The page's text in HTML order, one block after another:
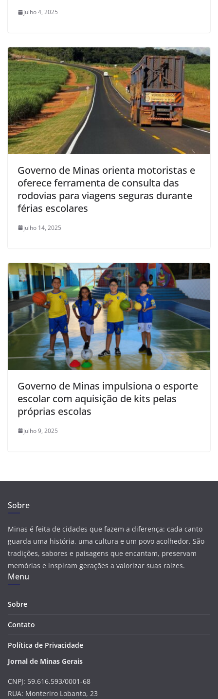
julho 4, 2025
Governo de Minas orienta motoristas e
oferece ferramenta de consulta das
rodovias para viagens seguras durante
férias escolares
julho 14, 2025
Governo de Minas impulsiona o esporte
escolar com aquisição de kits pelas
próprias escolas
julho 9, 2025
Sobre
Minas é feita de cidades que fazem a diferença: cada canto
guarda uma história, uma cultura e um povo acolhedor. São
tradições, sabores e paisagens que encantam, preservam
memórias e inspiram gerações a valorizar suas raízes.
Menu
Sobre
Contato
Política de Privacidade
Jornal de Minas Gerais
CNPJ: 59.616.593/0001-68
RUA: Monteriro Lobanto, 23